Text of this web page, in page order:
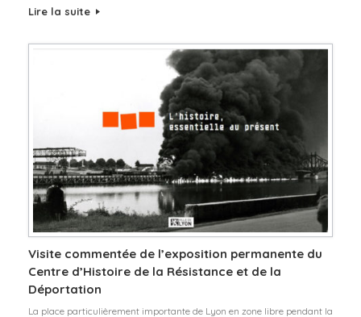
Lire la suite
Visite commentée de l’exposition permanente du
Centre d’Histoire de la Résistance et de la
Déportation
La place particulièrement importante de Lyon en zone libre pendant la